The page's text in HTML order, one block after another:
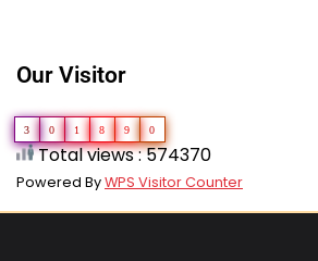
Our Visitor
3 0 1 8 9 0
Total views : 574370
Powered ByWPS Visitor Counter